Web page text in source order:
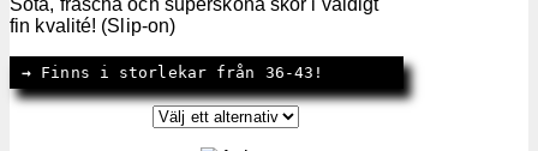
Söta, fräscha och supersköna skor i väldigt
fin kvalité! (Slip-on)
→ Finns i storlekar från 36-43!